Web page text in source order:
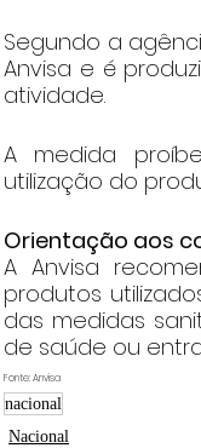
Segundo a
Anvisa e é
atividade.
A medida
utilização do
Orientação aos
A Anvisa
produtos
das medidas
de saúde ou
Fonte: Anvisa
nacional
Nacional